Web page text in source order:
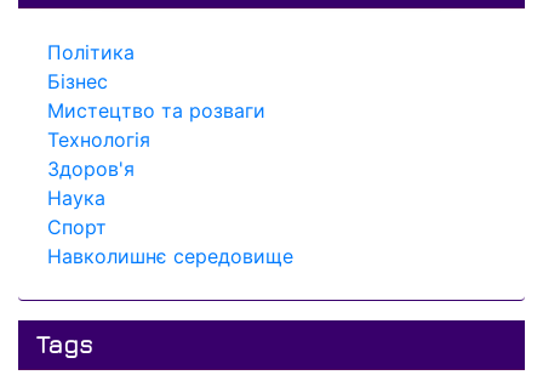
Політика
Бізнес
Мистецтво та розваги
Технологія
Здоров'я
Наука
Спорт
Навколишнє середовище
Tags